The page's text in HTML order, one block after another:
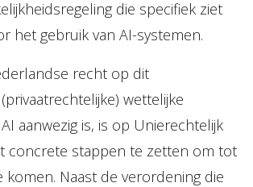
die specifiek ziet
het gebruik van AI-systemen.
recht op dit
wettelijke
aanwezig is, is op Unierechtelijk
concrete stappen te zetten om tot
komen. Naast de verordening die